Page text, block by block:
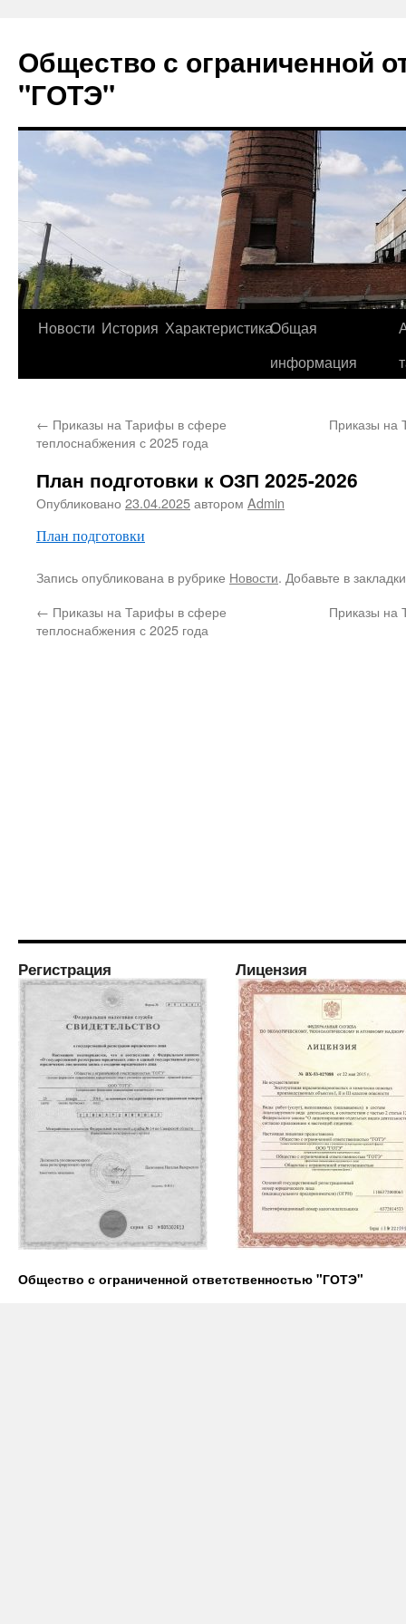
содержимому
Общество с ограниченной
"ГОТЭ"
Новости История ХарактеристикаОбщая
информация
← Приказы на Тарифы в сфере
теплоснабжения с 2025 года
Приказы на
План подготовки к ОЗП 2025-2026
Опубликовано 23.04.2025автором Admin
План подготовки
Запись опубликована в рубрике Новости. Добавьте в
← Приказы на Тарифы в сфере
теплоснабжения с 2025 года
Приказы на
Регистрация Лицензия
Общество с ограниченной ответственностью "ГОТЭ"